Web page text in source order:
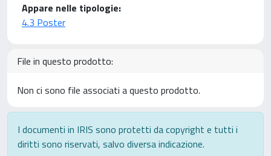
Appare nelle tipologie:
4.3 Poster
File in questo prodotto:
Non ci sono file associati a questo prodotto.
I documenti in IRIS sono protetti da copyright e tutti i
diritti sono riservati, salvo diversa indicazione.